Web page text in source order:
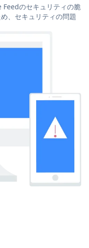
のセキュリティの脆
、セキュリティの問題